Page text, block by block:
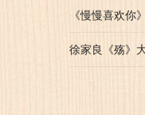
《慢慢喜欢你
徐家良《殇》